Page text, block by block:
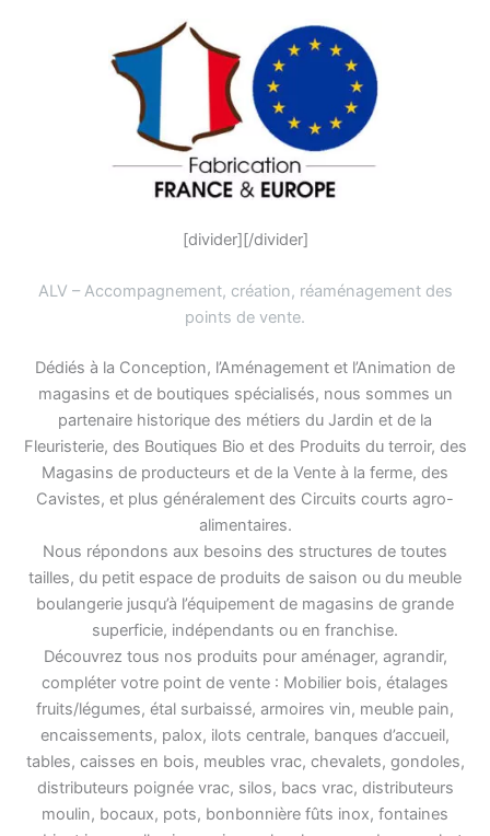
[divider][/divider]
ALV – Accompagnement, création, réaménagement des
points de vente.
Dédiés à la Conception, l’Aménagement et l’Animation de
magasins et de boutiques spécialisés, nous sommes un
partenaire historique des métiers du Jardin et de la
Fleuristerie, des Boutiques Bio et des Produits du terroir, des
Magasins de producteurs et de la Vente à la ferme, des
Cavistes, et plus généralement des Circuits courts agro-
alimentaires.
Nous répondons aux besoins des structures de toutes
tailles, du petit espace de produits de saison ou du meuble
boulangerie jusqu’à l’équipement de magasins de grande
superficie, indépendants ou en franchise.
Découvrez tous nos produits pour aménager, agrandir,
compléter votre point de vente : Mobilier bois, étalages
fruits/légumes, étal surbaissé, armoires vin, meuble pain,
encaissements, palox, ilots centrale, banques d’accueil,
tables, caisses en bois, meubles vrac, chevalets, gondoles,
distributeurs poignée vrac, silos, bacs vrac, distributeurs
moulin, bocaux, pots, bonbonnière fûts inox, fontaines